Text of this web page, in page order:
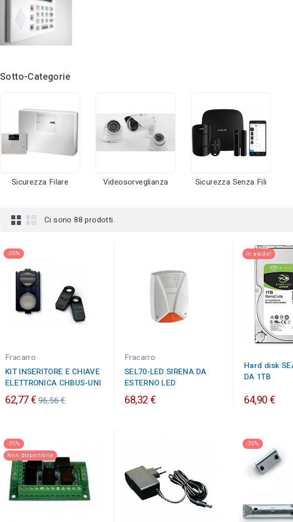
Sotto-Categorie
Sicurezza Filare Videosorveglianza Sicurezza Senza Fili
Ci sono 88 prodotti.
-35%
Fracarro
KIT INSERITORE E CHIAVE
ELETTRONICA CHBUS-UNI
62,77 €Prezzo
96,56 €
Fracarro
SEL70-LED SIRENA DA
ESTERNO LED
68,32 €
In saldo!
Hard disk
DA 1TB
64,90 €
-35%
Non disponibile
-35%